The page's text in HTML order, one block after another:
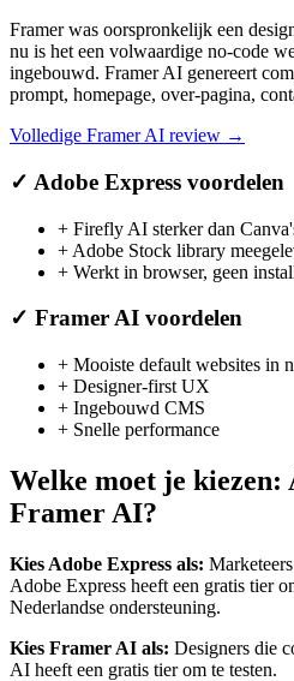
Framer was oorspronkelijk een
nu is het een volwaardige no-code
ingebouwd. Framer AI genereert
prompt, homepage, over-pagina,
Volledige Framer AI review →
✓ Adobe Express voordelen
+ Firefly AI sterker dan
+ Adobe Stock library
+ Werkt in browser, geen
✓ Framer AI voordelen
+ Mooiste default websites in
+ Designer-first UX
+ Ingebouwd CMS
+ Snelle performance
Welke moet je kiezen:
Framer AI?
Kies Adobe Express als:
Adobe Express heeft een gratis tier
Nederlandse ondersteuning.
Kies Framer AI als: Designers die
AI heeft een gratis tier om te testen.